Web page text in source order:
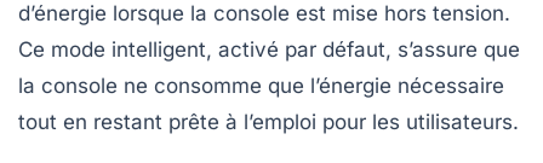
d’énergie lorsque la console est mise hors tension.
Ce mode intelligent, activé par défaut, s’assure que
la console ne consomme que l’énergie nécessaire
tout en restant prête à l’emploi pour les utilisateurs.